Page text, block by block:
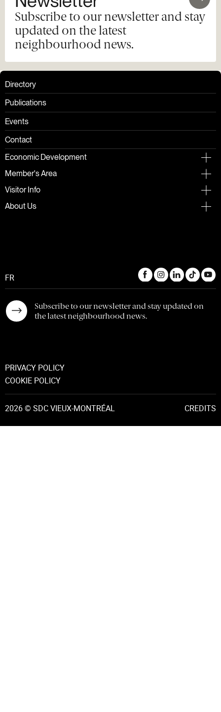
Subscribe to our newsletter and stay
updated on the latest
neighbourhood news.
Directory
Publications
Events
Contact
Economic Development
Member's Area
Visitor Info
About Us
Subscribe to our newsletter and stay updated on
the latest neighbourhood news.
FR
PRIVACY POLICY
COOKIE POLICY
2026 © SDC VIEUX-MONTRÉAL CREDITS